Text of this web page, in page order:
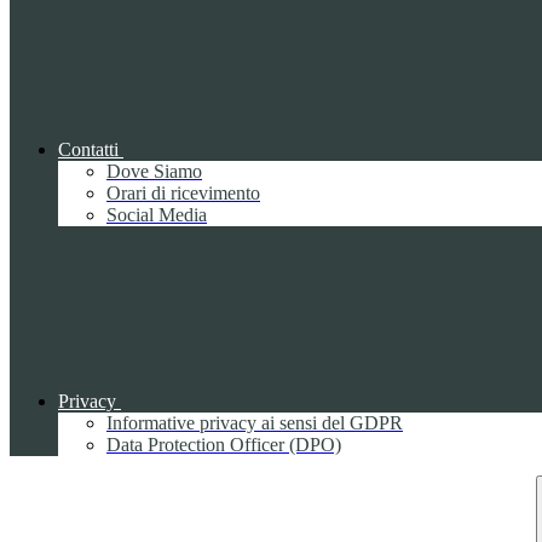
Contatti
Dove Siamo
Orari di ricevimento
Social Media
Privacy
Informative privacy ai sensi del GDPR
Data Protection Officer (DPO)